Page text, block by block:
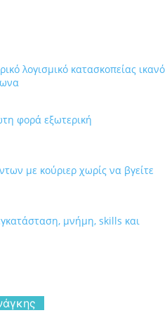
λογισμικό κατασκοπείας ικανό
φορά εξωτερική
με κούριερ χωρίς να βγείτε
μνήμη, skills και